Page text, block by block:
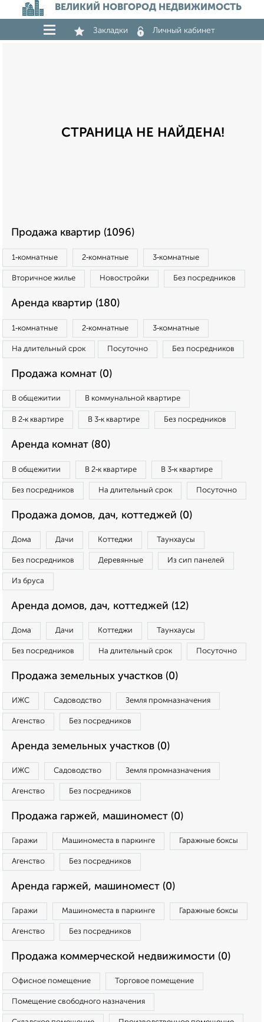
ВЕЛИКИЙ НОВГОРОД НЕДВИЖИМОСТЬ
Закладки Личный кабинет
СТРАНИЦА НЕ НАЙДЕНА!
Продажа квартир (1096)
1‑комнатные 2‑комнатные 3‑комнатные
Вторичное жилье Новостройки Без посредников
Аренда квартир (180)
1‑комнатные 2‑комнатные 3‑комнатные
На длительный срок Посуточно Без посредников
Продажа комнат (0)
В общежитии В коммунальной квартире
В 2‑к квартире В 3‑к квартире Без посредников
Аренда комнат (80)
В общежитии В 2‑к квартире В 3‑к квартире
Без посредников На длительный срок Посуточно
Продажа домов, дач, коттеджей (0)
Дома Дачи Коттеджи Таунхаусы
Без посредников Деревянные Из сип панелей
Из бруса
Аренда домов, дач, коттеджей (12)
Дома Дачи Коттеджи Таунхаусы
Без посредников На длительный срок Посуточно
Продажа земельных участков (0)
ИЖС Садоводство Земля промназначения
Агенство Без посредников
Аренда земельных участков (0)
ИЖС Садоводство Земля промназначения
Агенство Без посредников
Продажа гаржей, машиномест (0)
Гаражи Машиноместа в паркинге Гаражные боксы
Агенство Без посредников
Аренда гаржей, машиномест (0)
Гаражи Машиноместа в паркинге Гаражные боксы
Агенство Без посредников
Продажа коммерческой недвижимости (0)
Офисное помещение Торговое помещение
Помещение свободного назначения